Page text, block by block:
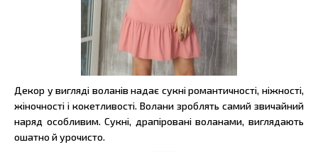
Декор у вигляді воланів надає сукні романтичності, ніжності,
жіночності і кокетливості. Волани зроблять самий звичайний
наряд особливим. Сукні, драпіровані воланами, виглядають
ошатно й урочисто.